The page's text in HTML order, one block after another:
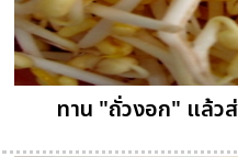
ทาน "ถั่วงอก" แล้ว